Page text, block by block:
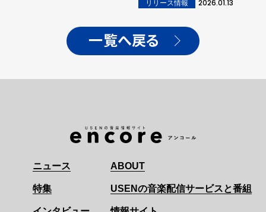
リリース情報 2026.01.13
一覧へ戻る
ニュース
特集
ABOUT
USENの音楽配信サービスと番組